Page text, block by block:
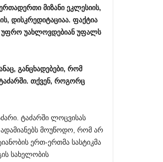
ერთადერთი მიზანი ეკლესიის,
, დისკრედიტაციაა. ფაქტია
უფრო უახლოვდებიან უფალს
, განცხადებები, რომ
. თქვენ, როგორც
ტაძარში ლოცვისას
მოუწოდო, რომ არ
ერთ-ერთმა სასტიკმა
სახელობის